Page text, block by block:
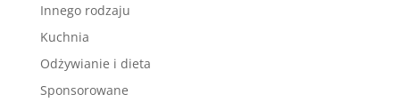
Innego rodzaju
Kuchnia
Odżywianie i dieta
Sponsorowane